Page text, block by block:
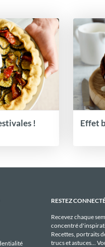
! Effet
RESTEZ
Recevez chaque
concentré
Recettes, portraits
trucs et astuces...